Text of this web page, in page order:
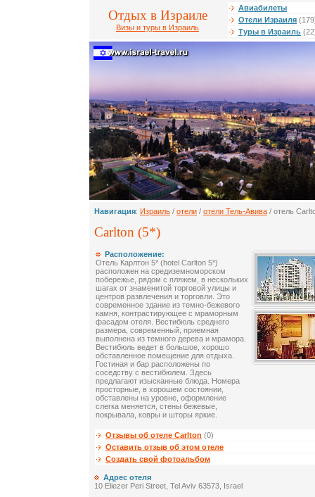
Отдых в Израиле
Визы и туры в Израиль
Авиабилеты
Отели Израиля
Туры в Израиль
Навигация: Израиль / отели / отели Тель-Авива / отель
Carlton (5*)
Расположение:
Отель Карлтон 5* (hotel Carlton 5*)
расположен на средиземноморском
побережье, рядом с пляжем, в нескольких
шагах от знаменитой торговой улицы и
центров развлечения и торговли. Это
современное здание из темно-бежевого
камня, контрастирующее с мраморным
фасадом отеля. Вестибюль среднего
размера, современный, приемная
выполнена из темного дерева и мрамора.
Вестибюль ведет в большое, хорошо
обставленное помещение для отдыха.
Гостиная и бар расположены по
соседству с вестибюлем. Здесь
предлагают изысканные блюда. Номера
просторные, в хорошем состоянии,
обставлены на уровне, оформление
слегка меняется, стены бежевые,
покрывала, ковры и шторы яркие.
Отзывы об отеле Carlton (0)
Оставить отзыв об этом отеле
Создать свой фотоальбом
Адрес отеля
10 Eliezer Peri Street, Tel Aviv 63573, Israel